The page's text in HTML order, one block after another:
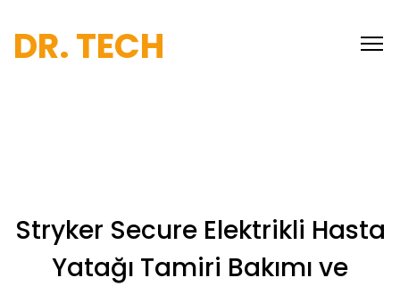
DR. TECH
Stryker Secure Elektrikli Hasta
Yatağı Tamiri Bakımı ve